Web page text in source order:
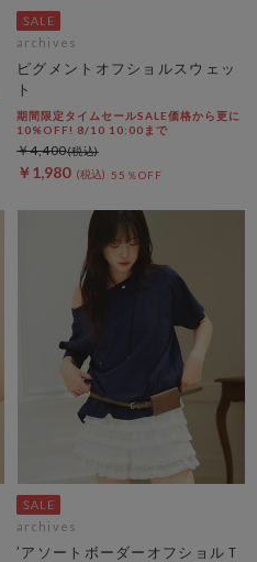
archives
ピグメントオフショルスウェッ
ト
期間限定タイムセールSALE価格から更に
10%OFF! 8/10 10:00まで
￥1,980 55％OFF
￥4,400
archives
’アソートボーダーオフショルＴ